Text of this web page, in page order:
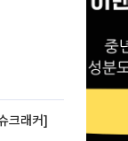
크래커]